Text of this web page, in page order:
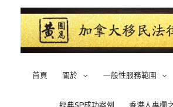
content
首頁 關於 一般性服務範圍